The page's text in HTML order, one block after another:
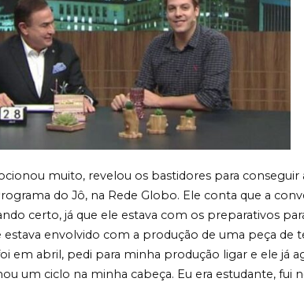
muito, revelou os bastidores para conseguir
do Jô, na Rede Globo. Ele conta que a
certo, já que ele estava com os preparativos
envolvido com a produção de uma peça de
em abril, pedi para minha produção ligar e ele já
um ciclo na minha cabeça. Eu era estudante, fui